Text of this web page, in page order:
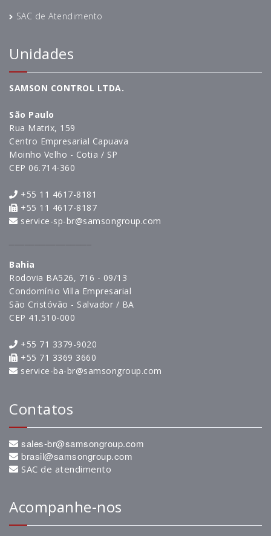
SAC de Atendimento
Unidades
SAMSON CONTROL LTDA.
São Paulo
Rua Matrix, 159
Centro Empresarial Capuava
Moinho Velho - Cotia / SP
CEP 06.714-360
+55 11 4617-8181
+55 11 4617-8187
service-sp-br@samsongroup.com
Bahia
Rodovia BA526, 716 - 09/13
Condomínio Villa Empresarial
São Cristóvão - Salvador / BA
CEP 41.510-000
+55 71 3379-9020
+55 71 3369 3660
service-ba-br@samsongroup.com
Contatos
sales-br@samsongroup.com
brasil@samsongroup.com
SAC de atendimento
Acompanhe-nos